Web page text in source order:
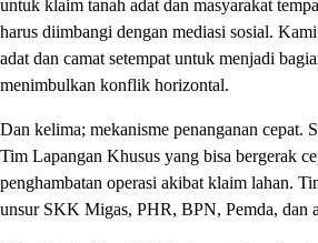
untuk klaim tanah adat dan masyarakat
harus diimbangi dengan mediasi sosial.
adat dan camat setempat untuk menjadi
menimbulkan konflik horizontal.
Dan kelima; mekanisme penanganan cepat.
Tim Lapangan Khusus yang bisa bergerak
penghambatan operasi akibat klaim lahan.
unsur SKK Migas, PHR, BPN, Pemda, dan